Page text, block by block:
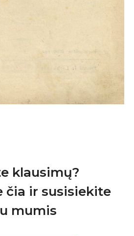
klausimų?
čia ir susisiekite
mumis